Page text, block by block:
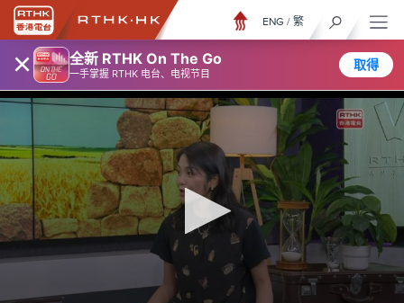
× 全新 RTHK On The Go
一手掌握 RTHK 电台、电视节目
取得
ENG / 繁